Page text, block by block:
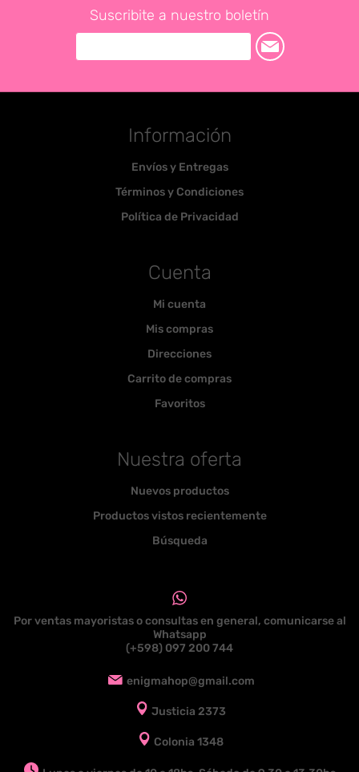
Suscribite a nuestro boletín
Información
Envíos y Entregas
Términos y Condiciones
Política de Privacidad
Cuenta
Mi cuenta
Mis compras
Direcciones
Carrito de compras
Favoritos
Nuestra oferta
Nuevos productos
Productos vistos recientemente
Búsqueda
Por ventas mayoristas o consultas en general, comunicarse al
Whatsapp
(+598) 097 200 744
enigmahop@gmail.com
Justicia 2373
Colonia 1348